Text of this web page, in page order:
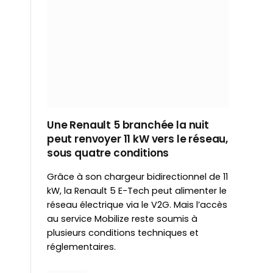
Une Renault 5 branchée la nuit
peut renvoyer 11 kW vers le réseau,
sous quatre conditions
Grâce à son chargeur bidirectionnel de 11
kW, la Renault 5 E-Tech peut alimenter le
réseau électrique via le V2G. Mais l’accès
au service Mobilize reste soumis à
plusieurs conditions techniques et
réglementaires.